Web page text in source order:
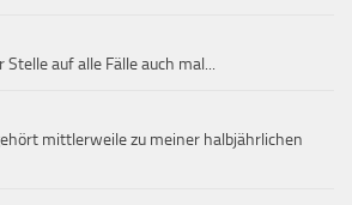
auf alle Fälle auch mal...
mittlerweile zu meiner halbjährlichen